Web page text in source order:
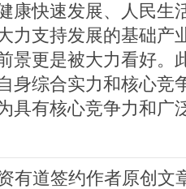
康快速发展、人民生
力支持发展的基础产
景更是被大力看好。
身综合实力和核心竞
具有核心竞争力和广
有道签约作者原创